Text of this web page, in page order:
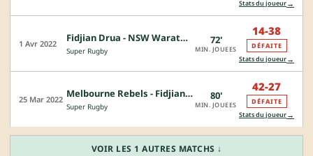
Stats du joueur→
1 Avr 2022 Fidjian Drua - NSW Waratahs
Super Rugby
72'
MIN. JOUEES
14-38
DÉFAITE
Stats du joueur→
25 Mar 2022 Melbourne Rebels - Fidjian Drua
Super Rugby
80'
MIN. JOUEES
42-27
DÉFAITE
Stats du joueur→
VOIR LES 1 AUTRES MATCHS ↓